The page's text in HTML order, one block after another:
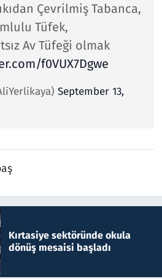
Çevrilmiş Tabanca,
Tüfek,
Av Tüfeği olmak
f0VUX7Dgwe
September 13,
Kırtasiye sektöründe okula
dönüş mesaisi başladı